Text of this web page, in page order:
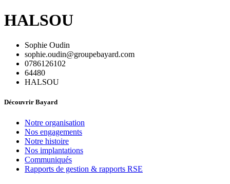
HALSOU
Sophie Oudin
sophie.oudin@groupebayard.com
0786126102
64480
HALSOU
Découvrir Bayard
Notre organisation
Nos engagements
Notre histoire
Nos implantations
Communiqués
Rapports de gestion & rapports RSE